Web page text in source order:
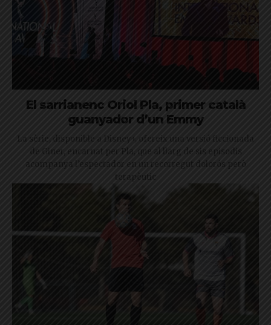
El sarrianenc Oriol Pla, primer català
guanyador d’un Emmy
La sèrie, disponible a Disney+, ofereix una versió ficcionada
de Giner, encarnat per Pla, que al llarg de sis episodis
acompanya l’espectador en un recorregut dolorós però
terapèutic